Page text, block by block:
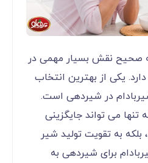
صحیح نقش بسیار مهمی در
یکی از بهترین انتخاب
در شیردهی است.
تنها می ‌تواند جایگزینی
بلکه به تقویت تولید شیر
برای شیردهی به